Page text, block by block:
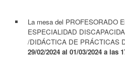
La mesa del PROFESORADO
ESPECIALIDAD
/DIDÁCTICA DE PRÁCTICAS
29/02/2024 al 01/03/2024 a las